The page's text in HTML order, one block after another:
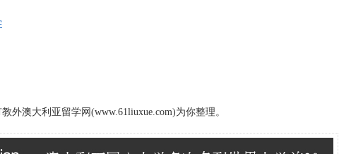
外澳大利亚留学网(www.61liuxue.com)为你整理。